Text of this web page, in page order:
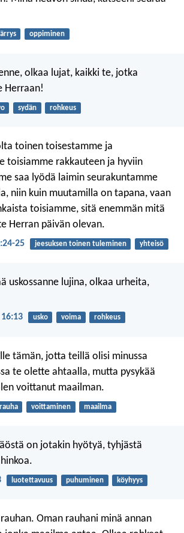
oppiminen
olkaa lujat, kaikki te, jotka
Herraan!
sydän rohkeus
toinen toisestamme ja
toisiamme rakkauteen ja hyviin
saa lyödä laimin seurakuntamme
niin kuin muutamilla on tapana, vaan
toisiamme, sitä enemmän mitä
Herran päivän olevan.
25 jeesuksen toinen tuleminen
yhteisö
uskossanne lujina, olkaa urheita,
usko voima rohkeus
tämän, jotta teillä olisi minussa
te olette ahtaalla, mutta pysykää
voittanut maailman.
rauha voittaminen maailma
on jotakin hyötyä, tyhjästä
luotettavuus puhuminen köyhyys
Oman rauhani minä annan